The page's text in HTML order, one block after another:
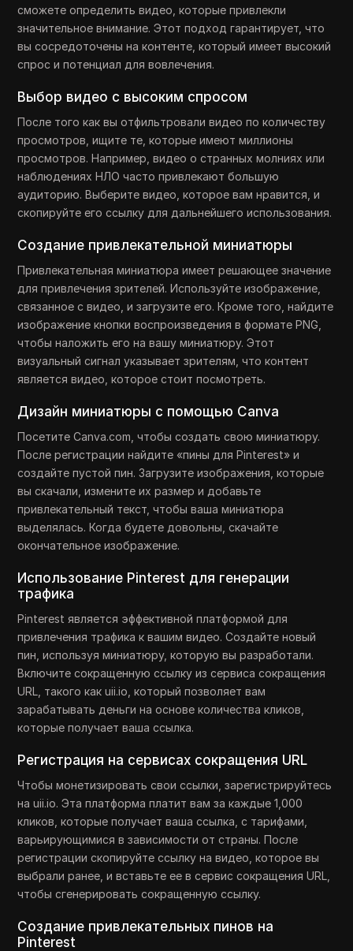
сможете определить видео, которые привлекли
значительное внимание. Этот подход гарантирует, что
вы сосредоточены на контенте, который имеет высокий
спрос и потенциал для вовлечения.
Выбор видео с высоким спросом
После того как вы отфильтровали видео по количеству
просмотров, ищите те, которые имеют миллионы
просмотров. Например, видео о странных молниях или
наблюдениях НЛО часто привлекают большую
аудиторию. Выберите видео, которое вам нравится, и
скопируйте его ссылку для дальнейшего использования.
Создание привлекательной миниатюры
Привлекательная миниатюра имеет решающее значение
для привлечения зрителей. Используйте изображение,
связанное с видео, и загрузите его. Кроме того, найдите
изображение кнопки воспроизведения в формате PNG,
чтобы наложить его на вашу миниатюру. Этот
визуальный сигнал указывает зрителям, что контент
является видео, которое стоит посмотреть.
Дизайн миниатюры с помощью Canva
Посетите Canva.com, чтобы создать свою миниатюру.
После регистрации найдите «пины для Pinterest» и
создайте пустой пин. Загрузите изображения, которые
вы скачали, измените их размер и добавьте
привлекательный текст, чтобы ваша миниатюра
выделялась. Когда будете довольны, скачайте
окончательное изображение.
Использование Pinterest для генерации
трафика
Pinterest является эффективной платформой для
привлечения трафика к вашим видео. Создайте новый
пин, используя миниатюру, которую вы разработали.
Включите сокращенную ссылку из сервиса сокращения
URL, такого как uii.io, который позволяет вам
зарабатывать деньги на основе количества кликов,
которые получает ваша ссылка.
Регистрация на сервисах сокращения URL
Чтобы монетизировать свои ссылки, зарегистрируйтесь
на uii.io. Эта платформа платит вам за каждые 1,000
кликов, которые получает ваша ссылка, с тарифами,
варьирующимися в зависимости от страны. После
регистрации скопируйте ссылку на видео, которое вы
выбрали ранее, и вставьте ее в сервис сокращения URL,
чтобы сгенерировать сокращенную ссылку.
Создание привлекательных пинов на
Pinterest